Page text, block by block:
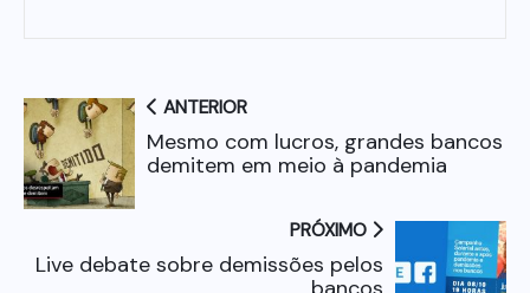
ANTERIOR
Mesmo com lucros, grandes bancos
demitem em meio à pandemia
PRÓXIMO
Live debate sobre demissões pelos